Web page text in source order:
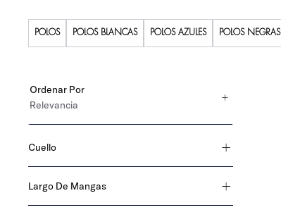
POLOS POLOS BLANCAS POLOS AZULES POLOS NEGRAS
Ordenar Por
Relevancia
Cuello
tipo polo
Largo De Mangas
manga corta